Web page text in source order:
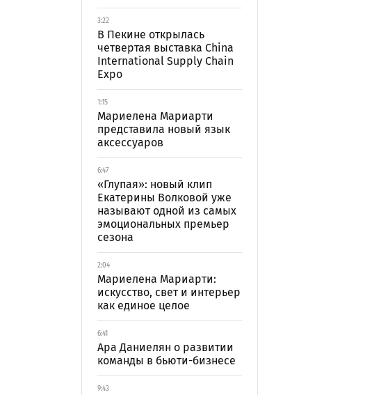
3:22
В Пекине открылась
четвертая выставка China
International Supply Chain
Expo
1:15
Мариелена Мариарти
представила новый язык
аксессуаров
6:47
«Глупая»: новый клип
Екатерины Волковой уже
называют одной из самых
эмоциональных премьер
сезона
2:04
Мариелена Мариарти:
искусство, свет и интерьер
как единое целое
6:41
Ара Даниелян о развитии
команды в бьюти-бизнесе
9:43